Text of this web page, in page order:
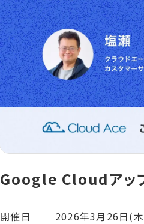
Google Cloudアッ
開催日 2026年3月26日(木